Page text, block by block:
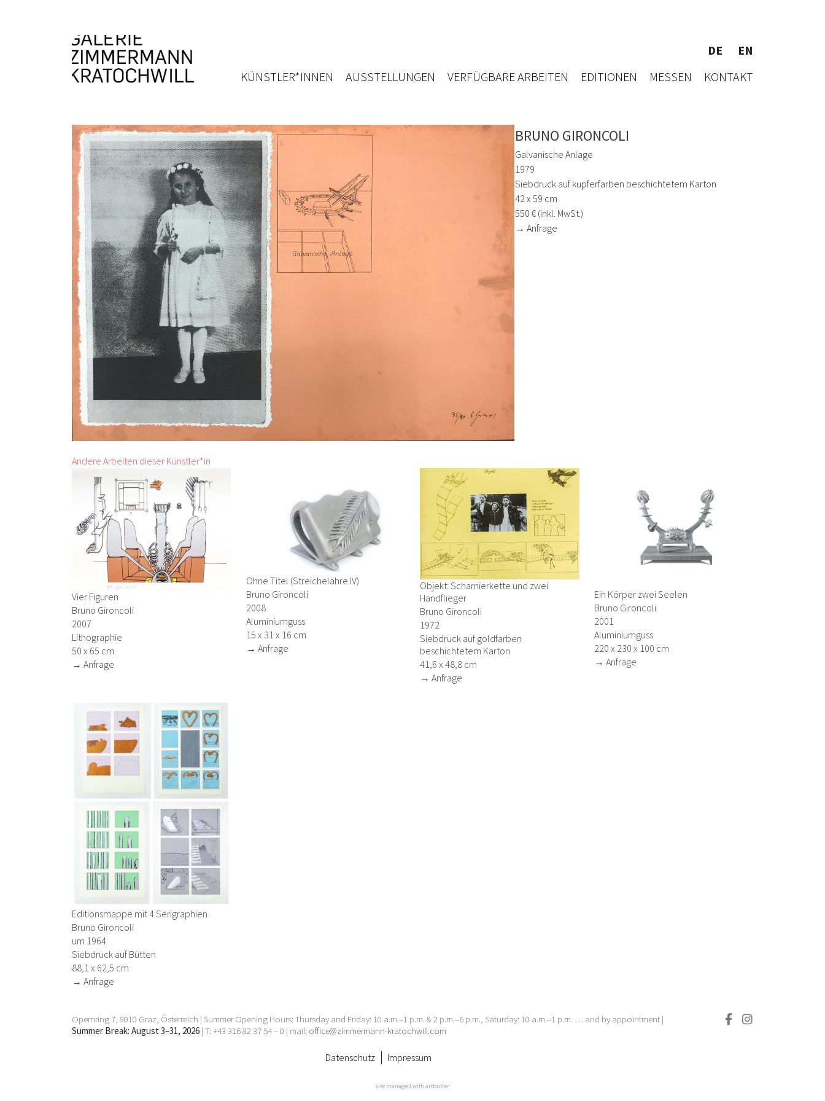
DE
EN
KÜNSTLER*INNEN
AUSSTELLUNGEN VERFÜGBARE ARBEITEN EDITIONEN MESSEN KONTAKT
BRUNO GIRONCOLI
Galvanische Anlage
1979
Siebdruck auf kupferfarben beschichtetem Karton
42 x 59 cm
550 € (inkl. MwSt.)
→ Anfrage
Andere Arbeiten dieser Künstler*in
Vier Figuren
Bruno Gironcoli
2007
Lithographie
50 x 65 cm
→ Anfrage
Ohne Titel (Streichelähre IV)
Bruno Gironcoli
2008
Aluminiumguss
15 x 31 x 16 cm
→ Anfrage
Objekt: Scharnierkette und zwei
Handflieger
Bruno Gironcoli
1972
Siebdruck auf goldfarben
beschichtetem Karton
41,6 x 48,8 cm
→ Anfrage
Ein Körper zwei Seelen
Bruno Gironcoli
2001
Aluminiumguss
220 x 230 x 100 cm
→ Anfrage
Editionsmappe mit 4 Serigraphien
Bruno Gironcoli
um 1964
Siebdruck auf Bütten
88,1 x 62,5 cm
→ Anfrage
Opernring 7, 8010 Graz, Österreich | Summer Opening Hours: Thursday and Friday: 10 a.m.–1 p.m. & 2 p.m.–6 p.m., Saturday: 10 a.m.–1 p.m. … and by appointment |
Summer Break: August 3–31, 2026 | T: +43 316 82 37 54 – 0 | mail: office@zimmermann-kratochwill.com
Datenschutz Impressum
site managed with artbutler